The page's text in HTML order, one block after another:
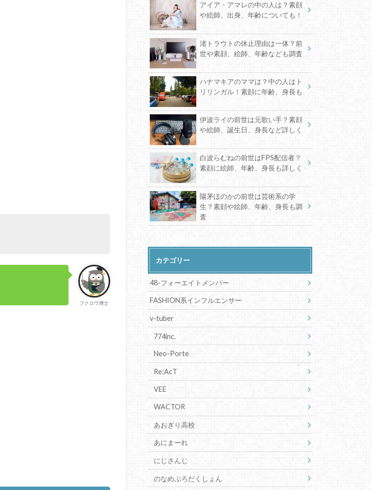
フクロウ博士
アイア・アマレの中の人は？素顔
や絵師、出身、年齢についても！
渚トラウトの休止理由は一体？前
世や素顔、絵師、年齢なども調査
ハナマキアのママは？中の人はト
リリンガル！素顔に年齢、身長も
伊波ライの前世は元歌い手？素顔
や絵師、誕生日、身長など詳しく
白波らむねの前世はFPS配信者？
素顔に絵師、年齢、身長も詳しく
陽茅ほのかの前世は芸術系の学
生？素顔や絵師、年齢、身長も調
査
カテゴリー
48-フォーエイトメンバー
FASHION系インフルエンサー
v-tuber
774inc.
Neo-Porte
Re:AcT
VEE
WACTOR
あおぎり高校
あにまーれ
にじさんじ
のなめぷろだくしょん